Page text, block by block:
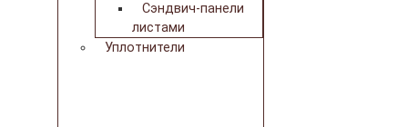
Сэндвич-панели
листами
Уплотнители